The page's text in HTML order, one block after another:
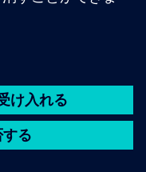
内部通報